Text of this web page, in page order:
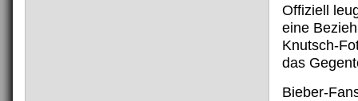
Offiziell
eine
Knutsch-
das
Bieber-